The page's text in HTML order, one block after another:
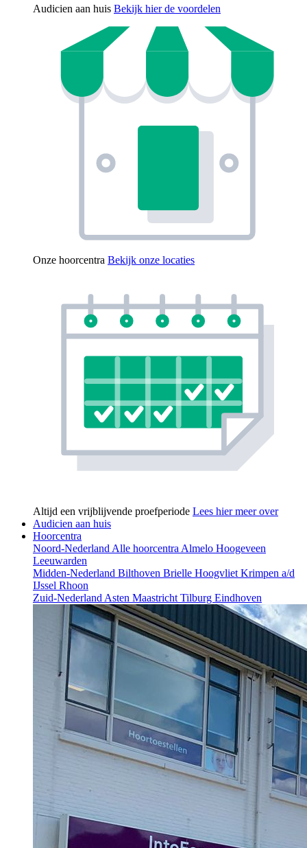
Audicien aan huis Bekijk hier de voordelen
Onze hoorcentra Bekijk onze locaties
Altijd een vrijblijvende proefperiode Lees hier meer over
Audicien aan huis
Hoorcentra
Noord-Nederland Alle hoorcentra Almelo Hoogeveen
Leeuwarden
Midden-Nederland Bilthoven Brielle Hoogvliet Krimpen a/d
IJssel Rhoon
Zuid-Nederland Asten Maastricht Tilburg Eindhoven